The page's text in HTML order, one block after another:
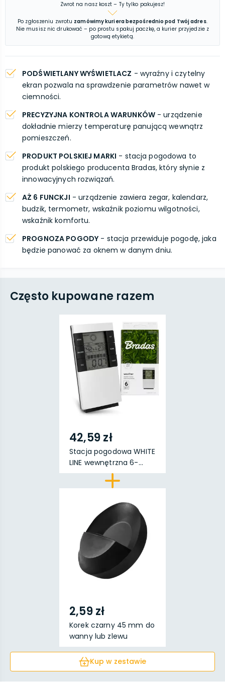
Zwrot na nasz koszt – Ty tylko pakujesz!
Po zgłoszeniu zwrotu zamówimy kuriera bezpośrednio pod Twój adres.
Nie musisz nic drukować – po prostu spakuj paczkę, a kurier przyjedzie z
gotową etykietą.
PODŚWIETLANY WYŚWIETLACZ - wyraźny i czytelny
ekran pozwala na sprawdzenie parametrów nawet w
ciemności.
PRECYZYJNA KONTROLA WARUNKÓW- urządzenie
dokładnie mierzy temperaturę panującą wewnątrz
pomieszczeń.
PRODUKT POLSKIEJ MARKI - stacja pogodowa to
produkt polskiego producenta Bradas, który słynie z
innowacyjnych rozwiązań.
AŻ 6 FUNCKJI - urządzenie zawiera zegar, kalendarz,
budzik, termometr, wskaźnik poziomu wilgotności,
wskaźnik komfortu.
PROGNOZA POGODY - stacja przewiduje pogodę, jaka
będzie panować za oknem w danym dniu.
Często kupowane razem
42,59 zł
Stacja pogodowa WHITE
LINE wewnętrzna 6-...
2,59 zł
Korek czarny 45 mm do
wanny lub zlewu
Kup w zestawie